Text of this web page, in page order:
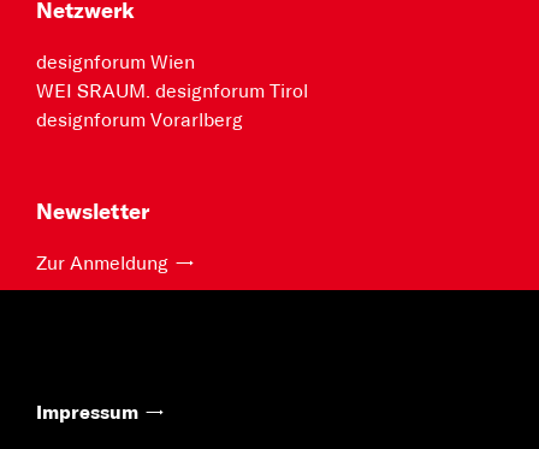
Netzwerk
designforum Wien
WEI SRAUM. designforum Tirol
designforum Vorarlberg
Newsletter
Zur Anmeldung
Impressum